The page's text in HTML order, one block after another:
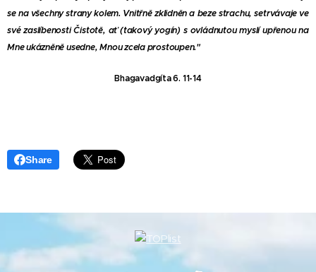
se na všechny strany kolem. Vnitřně zklidněn a beze strachu, setrvávaje ve
své zaslíbenosti Čistotě, ať (takový yogín) s ovládnutou myslí upřenou na
Mne ukázněně usedne, Mnou zcela prostoupen."
Bhagavadgíta 6. 11-14
Share